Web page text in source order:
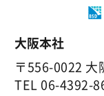
大阪本社
〒556-0022
TEL 06-4392-